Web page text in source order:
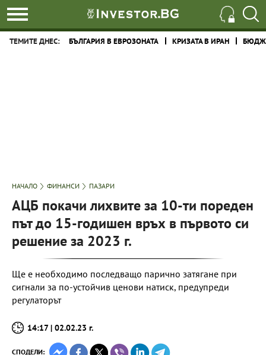
ТЕМИТЕ ДНЕС: БЪЛГАРИЯ В ЕВРОЗОНАТА КРИЗАТА В ИРАН
НАЧАЛО ФИНАНСИ ПАЗАРИ
АЦБ покачи лихвите за 10-ти пореден
път до 15-годишен връх в първото си
решение за 2023 г.
Ще е необходимо последващо парично затягане при
сигнали за по-устойчив ценови натиск, предупреди
регулаторът
14:17 | 02.02.23 г.
СПОДЕЛИ: